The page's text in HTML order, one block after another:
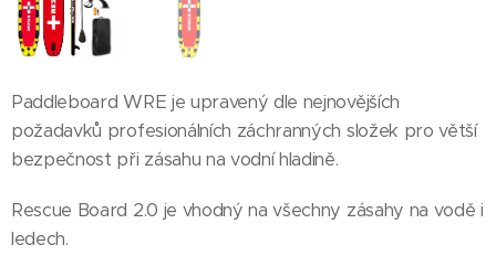
Paddleboard WRE je upravený dle nejnovějších
požadavků profesionálních záchranných složek pro větší
bezpečnost při zásahu na vodní hladině.
Rescue Board 2.0 je vhodný na všechny zásahy na vodě i
ledech.